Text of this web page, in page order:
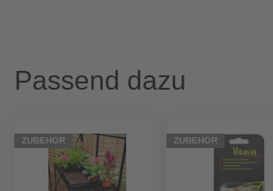
Passend dazu
ZUBEHÖR ZUBEHÖR